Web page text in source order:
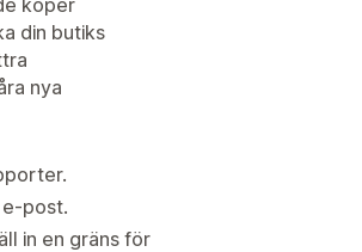
din butiks
nya
post.
in en gräns för